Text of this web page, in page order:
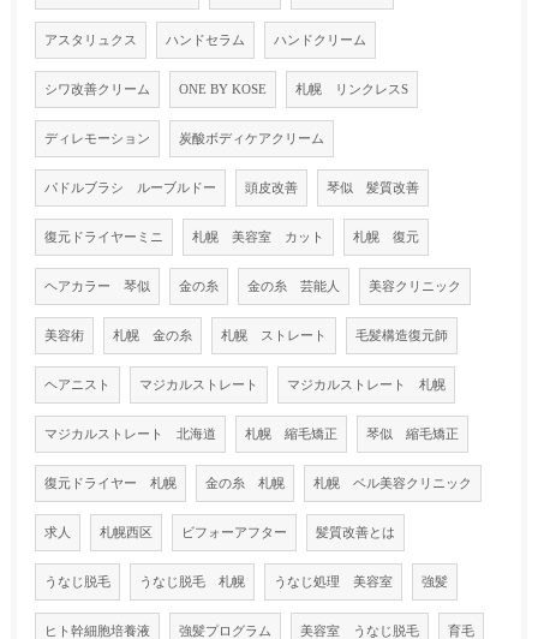
アスタリュクス ハンドセラム ハンドクリーム
シワ改善クリーム ONE BY KOSE 札幌 リンクレスS
ディレモーション 炭酸ボディケアクリーム
パドルブラシ ルーブルドー 頭皮改善 琴似 髪質改善
復元ドライヤーミニ 札幌 美容室 カット 札幌 復元
ヘアカラー 琴似 金の糸 金の糸 芸能人 美容クリニック
美容術 札幌 金の糸 札幌 ストレート 毛髪構造復元師
ヘアニスト マジカルストレート マジカルストレート 札幌
マジカルストレート 北海道 札幌 縮毛矯正 琴似 縮毛矯正
復元ドライヤー 札幌 金の糸 札幌 札幌 ベル美容クリニック
求人 札幌西区 ビフォーアフター 髪質改善とは
うなじ脱毛 うなじ脱毛 札幌 うなじ処理 美容室 強髪
ヒト幹細胞培養液 強髪プログラム 美容室 うなじ脱毛 育毛